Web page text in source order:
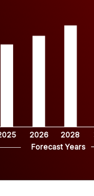
2026 2028
Forecast Years